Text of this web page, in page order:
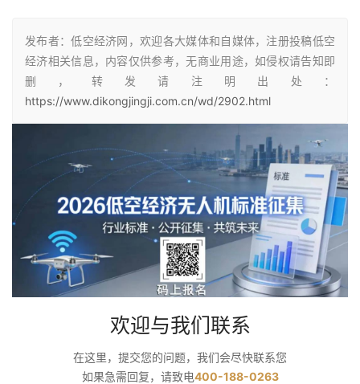
发布者：低空经济网，欢迎各大媒体和自媒体，注册投稿低空
经济相关信息，内容仅供参考，无商业用途，如侵权请告知即
删，转发请注明出处：
https://www.dikongjingji.com.cn/wd/2902.html
欢迎与我们联系
在这里，提交您的问题，我们会尽快联系您
如果急需回复，请致电400-188-0263